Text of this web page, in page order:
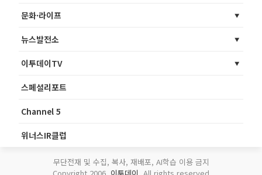
문화·라이프
뉴스발전소
이투데이TV
스페셜리포트
Channel 5
위너스IR클럽
무단전재 및 수집, 복사, 재배포, AI학습 이용 금지